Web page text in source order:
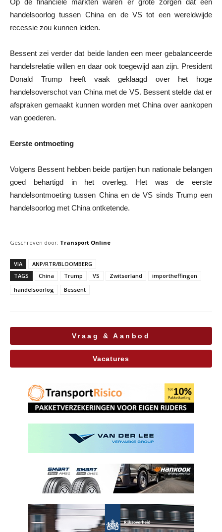
Op de financiële markten waren er grote zorgen dat een
handelsoorlog tussen China en de VS tot een wereldwijde
recessie zou kunnen leiden.
Bessent zei verder dat beide landen een meer gebalanceerde
handelsrelatie willen en daar ook toegewijd aan zijn. President
Donald Trump heeft vaak geklaagd over het hoge
handelsoverschot van China met de VS. Bessent stelde dat er
afspraken gemaakt kunnen worden met China over aankopen
van goederen.
Eerste ontmoeting
Volgens Bessent hebben beide partijen hun nationale belangen
goed behartigd in het overleg. Het was de eerste
handelsontmoeting tussen China en de VS sinds Trump een
handelsoorlog met China ontketende.
Geschreven door: Transport Online
VIA
ANP/RTR/BLOOMBERG
TAGS
China Trump VS Zwitserland
importheffingen
handelsoorlog
Bessent
Vraag & Aanbod
Vacatures